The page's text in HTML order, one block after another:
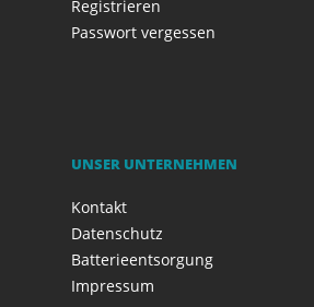
Registrieren
Passwort vergessen
UNSER UNTERNEHMEN
Kontakt
Datenschutz
Batterieentsorgung
Impressum